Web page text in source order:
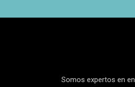
Somos expertos en en